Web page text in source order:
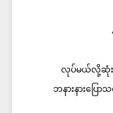
လုပ်မယ်လို့ဆုံးဖ
ဘနားနားပြော